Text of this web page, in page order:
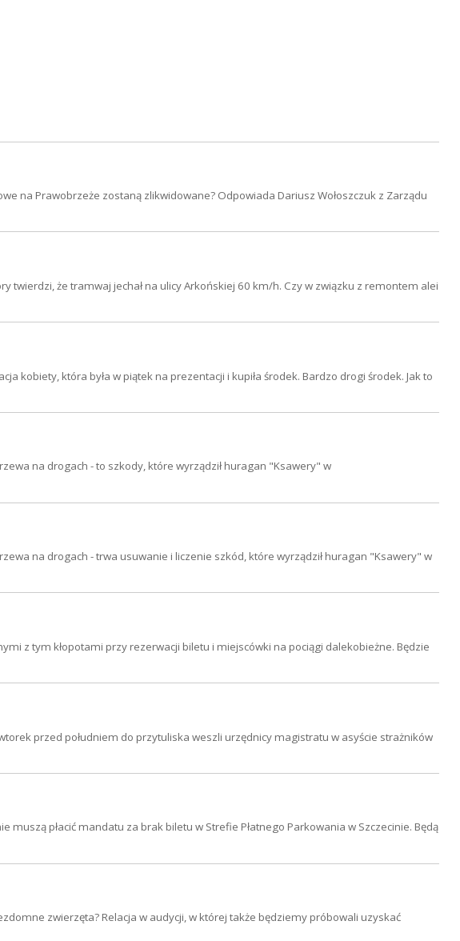
na Prawobrzeże zostaną zlikwidowane? Odpowiada Dariusz Wołoszczuk z Zarządu
twierdzi, że tramwaj jechał na ulicy Arkońskiej 60 km/h. Czy w związku z remontem alei
kobiety, która była w piątek na prezentacji i kupiła środek. Bardzo drogi środek. Jak to
na drogach - to szkody, które wyrządził huragan "Ksawery" w
na drogach - trwa usuwanie i liczenie szkód, które wyrządził huragan "Ksawery" w
z tym kłopotami przy rezerwacji biletu i miejscówki na pociągi dalekobieżne. Będzie
przed południem do przytuliska weszli urzędnicy magistratu w asyście strażników
muszą płacić mandatu za brak biletu w Strefie Płatnego Parkowania w Szczecinie. Będą
zwierzęta? Relacja w audycji, w której także będziemy próbowali uzyskać